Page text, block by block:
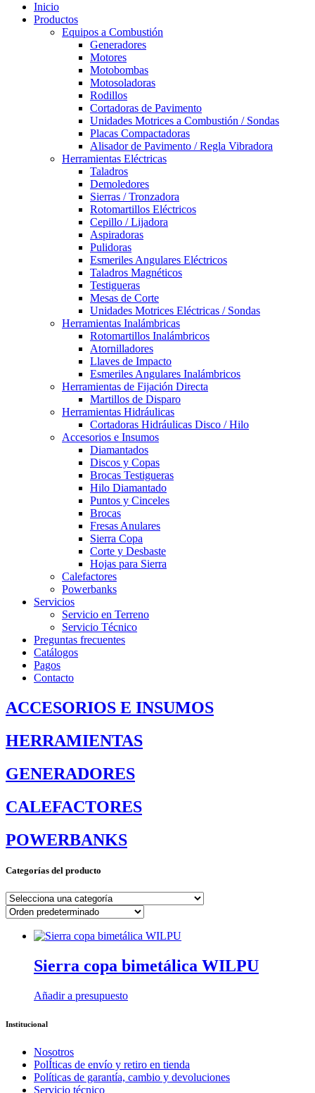
Inicio
Productos
Equipos a Combustión
Generadores
Motores
Motobombas
Motosoladoras
Rodillos
Cortadoras de Pavimento
Unidades Motrices a Combustión / Sondas
Placas Compactadoras
Alisador de Pavimento / Regla Vibradora
Herramientas Eléctricas
Taladros
Demoledores
Sierras / Tronzadora
Rotomartillos Eléctricos
Cepillo / Lijadora
Aspiradoras
Pulidoras
Esmeriles Angulares Eléctricos
Taladros Magnéticos
Testigueras
Mesas de Corte
Unidades Motrices Eléctricas / Sondas
Herramientas Inalámbricas
Rotomartillos Inalámbricos
Atornilladores
Llaves de Impacto
Esmeriles Angulares Inalámbricos
Herramientas de Fijación Directa
Martillos de Disparo
Herramientas Hidráulicas
Cortadoras Hidráulicas Disco / Hilo
Accesorios e Insumos
Diamantados
Discos y Copas
Brocas Testigueras
Hilo Diamantado
Puntos y Cinceles
Brocas
Fresas Anulares
Sierra Copa
Corte y Desbaste
Hojas para Sierra
Calefactores
Powerbanks
Servicios
Servicio en Terreno
Servicio Técnico
Preguntas frecuentes
Catálogos
Pagos
Contacto
ACCESORIOS E INSUMOS
HERRAMIENTAS
GENERADORES
CALEFACTORES
POWERBANKS
Categorías del producto
Sierra copa bimetálica WILPU
Añadir a presupuesto
Institucional
Nosotros
PolÍticas de envío y retiro en tienda
Políticas de garantía, cambio y devoluciones
Servicio técnico